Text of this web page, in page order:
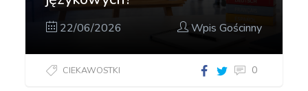
22/06/2026 Wpis Gościnny
CIEKAWOSTKI 0